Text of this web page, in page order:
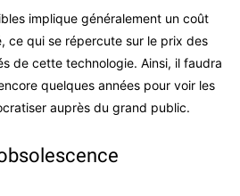
implique généralement un coût
ce qui se répercute sur le prix des
de cette technologie. Ainsi, il faudra
quelques années pour voir les
auprès du grand public.